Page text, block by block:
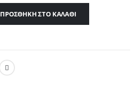
ΠΡΟΣΘΉΚΗ ΣΤΟ ΚΑΛΆΘΙ